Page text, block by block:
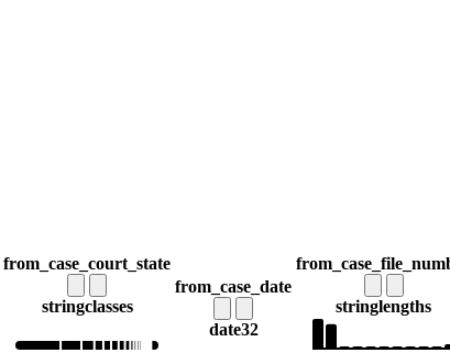
from_case_court_state
stringclasses
from_case_date
date32
stringlengths